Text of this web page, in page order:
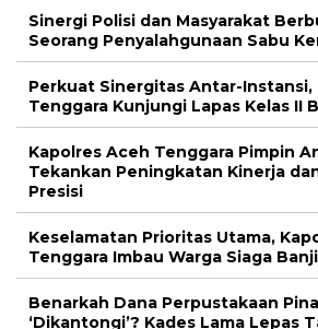
Sinergi Polisi dan Masyarakat
Seorang Penyalahgunaan Sabu
Perkuat Sinergitas Antar-Instansi,
Tenggara Kunjungi Lapas Kelas II
Kapolres Aceh Tenggara Pimpin
Tekankan Peningkatan Kinerja
Presisi
Keselamatan Prioritas Utama,
Tenggara Imbau Warga Siaga
Benarkah Dana Perpustakaan
‘Dikantongi’? Kades Lama Lepas